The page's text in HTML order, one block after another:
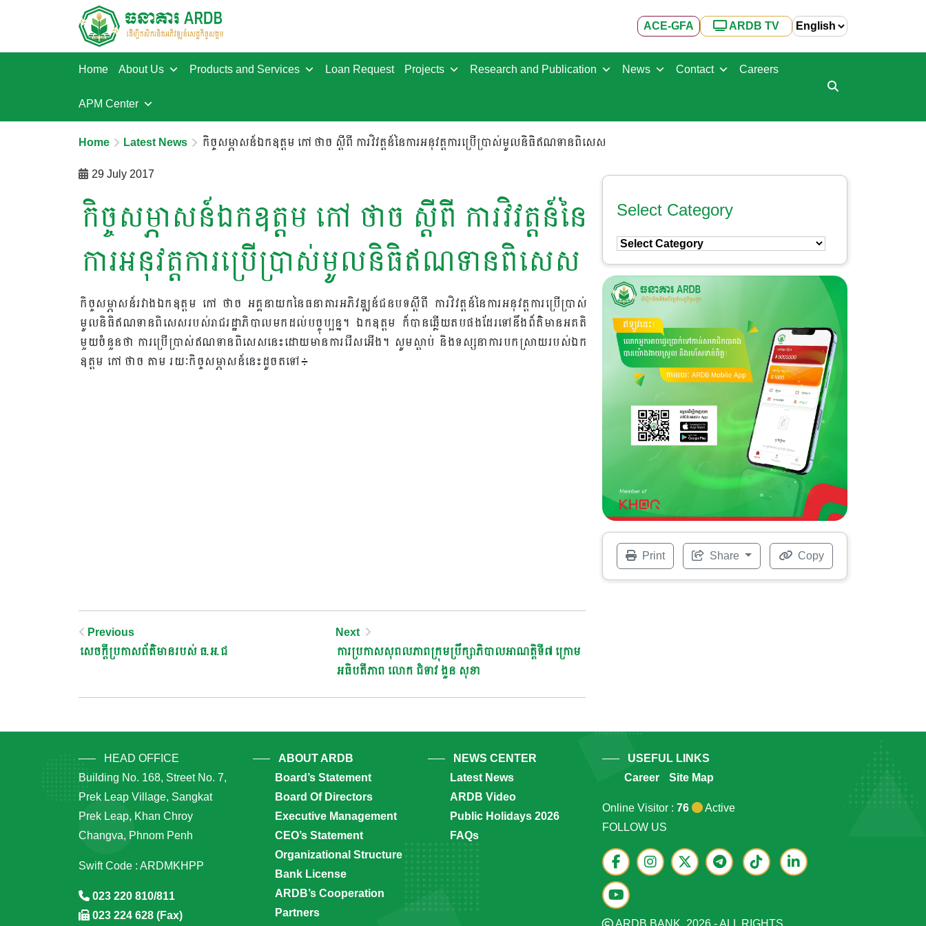
ACE-GFA ARDB TV
Home About Us Products and Services Loan Request Projects Research and Publication News Contact Careers
APM Center
Home Latest News កិច្ចសម្ភាសន៍ឯកឧត្តម កៅ ថាច ស្តីពី ការវិវត្តន៍នៃការអនុវត្តការប្រើប្រាស់មូលនិធិឥណទានពិសេស
29 July 2017
កិច្ចសម្ភាសន៍ឯកឧត្តម កៅ ថាច ស្តីពី ការវិវត្តន៍នៃ
ការអនុវត្តការប្រើប្រាស់មូលនិធិឥណទានពិសេស
កិច្ចសម្ភាសន៍រវាងឯកឧត្តម កៅ ថាច អគ្គនាយកនៃធនាគារអភិវឌ្ឍន៍ជនបទស្តីពី ការវិវត្តន៍នៃការអនុវត្តការប្រើប្រាស់
មូលនិធិឥណទានពិសេសរបស់រាជរដ្ឋាភិបាលមកដល់បច្ចុប្បន្ន។ ឯកឧត្តម ក៏បានឆ្លើយតបផងដែរទៅនឹងព៏ត៌មានអគតិ
មួយចំនួនថា ការប្រើប្រាស់ឥណទានពិសេសនេះដោយមានការរើសអើង។ សូមស្តាប់ និងទស្សនាការបកស្រាយរបស់ឯក
ឧត្តម កៅ ថាច តាម រយៈកិច្ចសម្ភាសន៍នេះដូចតទៅ៖
Post
Previous
សេចក្តីប្រកាសព័ត៌មានរបស់ ធ.អ.ជ
Next
ការប្រកាសសុពលភាពក្រុមប្រឹក្សាភិបាលអាណត្តិទី៧ ក្រោម
អធិបតីភាព លោក ជំទាវ ងួន សុខា
Select Category
Select
Category
Print Share Copy
HEAD OFFICE
Building No. 168, Street No. 7,
Prek Leap Village, Sangkat
Prek Leap, Khan Chroy
Changva, Phnom Penh
Swift Code : ARDMKHPP
023 220 810/811
023 224 628 (Fax)
ABOUT ARDB
Board’s Statement
Board Of Directors
Executive Management
CEO’s Statement
Organizational Structure
Bank License
ARDB’s Cooperation
Partners
NEWS CENTER
Latest News
ARDB Video
Public Holidays 2026
FAQs
USEFUL LINKS
Career
Site Map
Online Visitor : 76
Active
FOLLOW US
ARDB BANK, 2026 - ALL RIGHTS